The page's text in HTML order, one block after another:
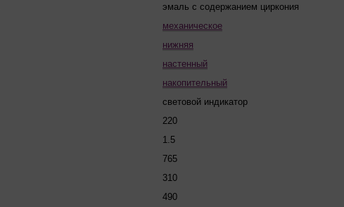
эмаль с содержанием циркония
механическое
нижняя
настенный
накопительный
световой индикатор
220
1.5
765
310
490